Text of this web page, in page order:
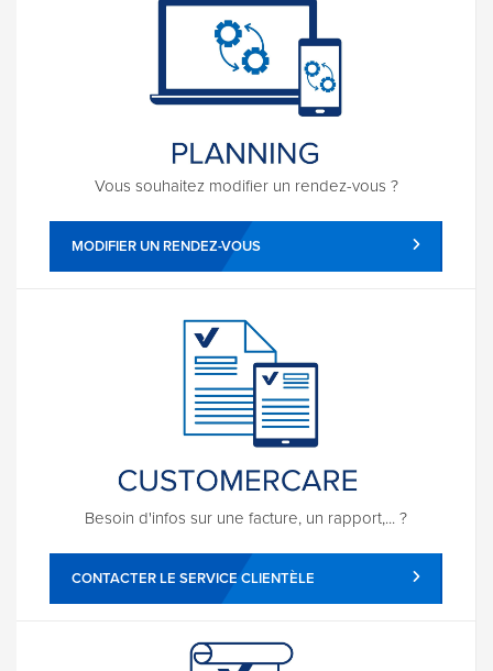
Vous souhaitez modifier un rendez-vous ?
MODIFIER UN RENDEZ-VOUS
Besoin d'infos sur une facture, un rapport,... ?
CONTACTER LE SERVICE CLIENTÈLE